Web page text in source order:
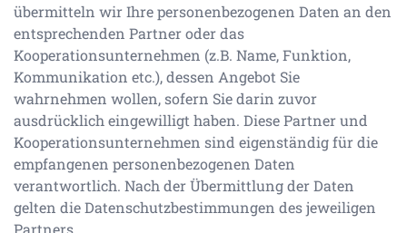
übermitteln wir Ihre personenbezogenen Daten an den
entsprechenden Partner oder das
Kooperationsunternehmen (z.B. Name, Funktion,
Kommunikation etc.), dessen Angebot Sie
wahrnehmen wollen, sofern Sie darin zuvor
ausdrücklich eingewilligt haben. Diese Partner und
Kooperationsunternehmen sind eigenständig für die
empfangenen personenbezogenen Daten
verantwortlich. Nach der Übermittlung der Daten
gelten die Datenschutzbestimmungen des jeweiligen
Partners.